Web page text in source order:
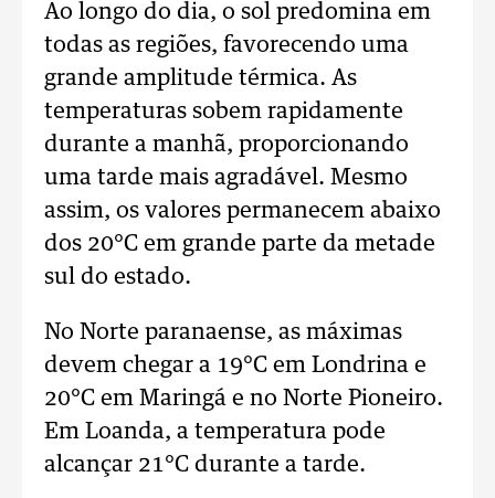
Ao longo do dia, o sol predomina em
todas as regiões, favorecendo uma
grande amplitude térmica. As
temperaturas sobem rapidamente
durante a manhã, proporcionando
uma tarde mais agradável. Mesmo
assim, os valores permanecem abaixo
dos 20°C em grande parte da metade
sul do estado.
No Norte paranaense, as máximas
devem chegar a 19°C em Londrina e
20°C em Maringá e no Norte Pioneiro.
Em Loanda, a temperatura pode
alcançar 21°C durante a tarde.